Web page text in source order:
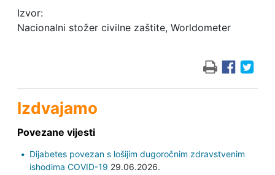
Izvor:
Nacionalni stožer civilne zaštite, Worldometer
Izdvajamo
Povezane vijesti
Dijabetes povezan s lošijim dugoročnim zdravstvenim
ishodima COVID-19 29.06.2026.